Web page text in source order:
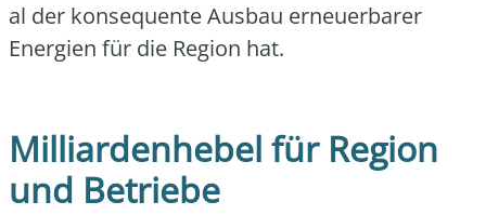
al der kon­se­quen­te Aus­bau erneu­er­ba­rer
Ener­gien für die Regi­on hat.
Milliardenhebel für Region
und Betriebe